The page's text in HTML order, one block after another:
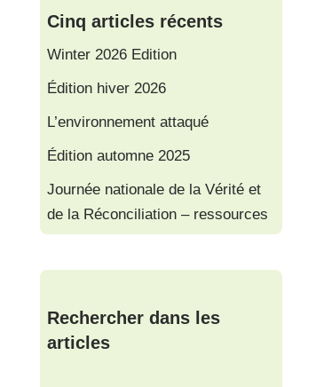
Cinq articles récents
Winter 2026 Edition
Édition hiver 2026
L’environnement attaqué
Édition automne 2025
Journée nationale de la Vérité et
de la Réconciliation – ressources
Rechercher dans les
articles